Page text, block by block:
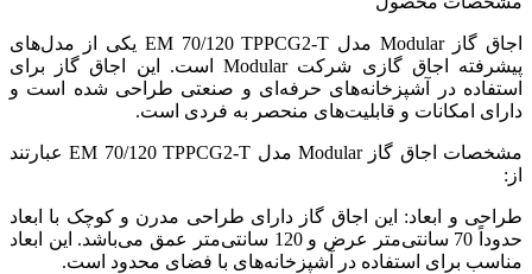
اجاق گاز Modular مدل EM 70/120 TPPCG2-T یکی از مدل‌های
پیشرفته اجاق گازی شرکت Modular است. این اجاق گاز برای
استفاده در آشپزخانه‌های حرفه‌ای و صنعتی طراحی شده است و
دارای امکانات و قابلیت‌های منحصر به فردی است.
مشخصات اجاق گاز Modular مدل EM 70/120 TPPCG2-T عبارتند
از:
طراحی و ابعاد: این اجاق گاز دارای طراحی مدرن و کوچک با ابعاد
حدوداً 70 سانتی‌متر عرض و 120 سانتی‌متر عمق می‌باشد. این ابعاد
مناسب برای استفاده در آشپزخانه‌های با فضای محدود است.